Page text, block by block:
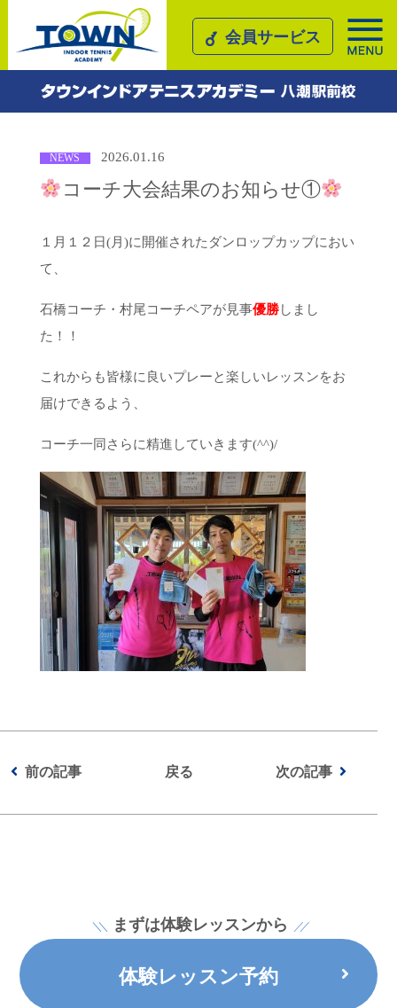
会員サービス
NEWS 2026.01.16
コーチ大会結果のお知らせ①
１月１２日(月)に開催されたダンロップカップにおい
て、
石橋コーチ・村尾コーチペアが見事優勝しまし
た！！
これからも皆様に良いプレーと楽しいレッスンをお
届けできるよう、
コーチ一同さらに精進していきます(^^)/
前の記事 戻る 次の記事
まずは体験レッスンから
体験レッスン予約